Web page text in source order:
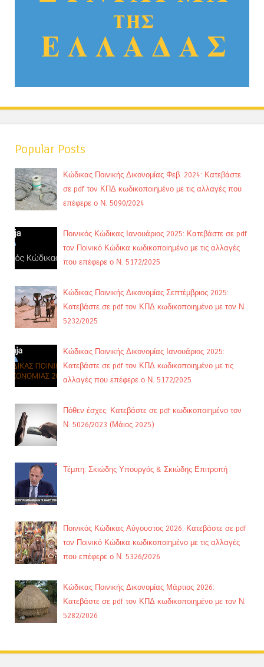
Popular Posts
Κώδικας Ποινικής Δικονομίας Φεβ. 2024: Κατεβάστε
σε pdf τον ΚΠΔ κωδικοποιημένο με τις αλλαγές που
επέφερε ο Ν. 5090/2024
Ποινικός Κώδικας Ιανουάριος 2025: Κατεβάστε σε pdf
τον Ποινικό Κώδικα κωδικοποιημένο με τις αλλαγές
που επέφερε ο Ν. 5172/2025
Κώδικας Ποινικής Δικονομίας Σεπτέμβριος 2025:
Κατεβάστε σε pdf τον ΚΠΔ κωδικοποιημένο με τον Ν.
5232/2025
Κώδικας Ποινικής Δικονομίας Ιανουάριος 2025:
Κατεβάστε σε pdf τον ΚΠΔ κωδικοποιημένο με τις
αλλαγές που επέφερε ο Ν. 5172/2025
Πόθεν έσχες: Κατεβάστε σε pdf κωδικοποιημένο τον
Ν. 5026/2023 (Μάιος 2025)
Τέμπη: Σκιώδης Υπουργός & Σκιώδης Επιτροπή
Ποινικός Κώδικας Αύγουστος 2026: Κατεβάστε σε pdf
τον Ποινικό Κώδικα κωδικοποιημένο με τις αλλαγές
που επέφερε ο Ν. 5326/2026
Κώδικας Ποινικής Δικονομίας Μάρτιος 2026:
Κατεβάστε σε pdf τον ΚΠΔ κωδικοποιημένο με τον Ν.
5282/2026